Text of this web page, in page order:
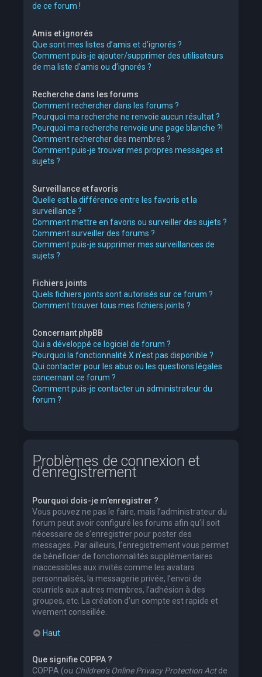
de ce forum !
Amis et ignorés
Que sont mes listes d’amis et d’ignorés ?
Comment puis-je ajouter/supprimer des utilisateurs
de ma liste d’amis ou d’ignorés ?
Recherche dans les forums
Comment rechercher dans les forums ?
Pourquoi ma recherche ne renvoie aucun résultat ?
Pourquoi ma recherche renvoie une page blanche ?!
Comment rechercher des membres ?
Comment puis-je trouver mes propres messages et
sujets ?
Surveillance et favoris
Quelle est la différence entre les favoris et la
surveillance ?
Comment mettre en favoris ou surveiller des sujets ?
Comment surveiller des forums ?
Comment puis-je supprimer mes surveillances de
sujets ?
Fichiers joints
Quels fichiers joints sont autorisés sur ce forum ?
Comment trouver tous mes fichiers joints ?
Concernant phpBB
Qui a développé ce logiciel de forum ?
Pourquoi la fonctionnalité X n’est pas disponible ?
Qui contacter pour les abus ou les questions légales
concernant ce forum ?
Comment puis-je contacter un administrateur du
forum ?
Problèmes de connexion et
d’enregistrement
Pourquoi dois-je m’enregistrer ?
Vous pouvez ne pas le faire, mais l’administrateur du
forum peut avoir configuré les forums afin qu’il soit
nécessaire de s’enregistrer pour poster des
messages. Par ailleurs, l’enregistrement vous permet
de bénéficier de fonctionnalités supplémentaires
inaccessibles aux invités comme les avatars
personnalisés, la messagerie privée, l’envoi de
courriels aux autres membres, l’adhésion à des
groupes, etc. La création d’un compte est rapide et
vivement conseillée.
Haut
Que signifie COPPA ?
COPPA (ou Children’s Online Privacy Protection Actde